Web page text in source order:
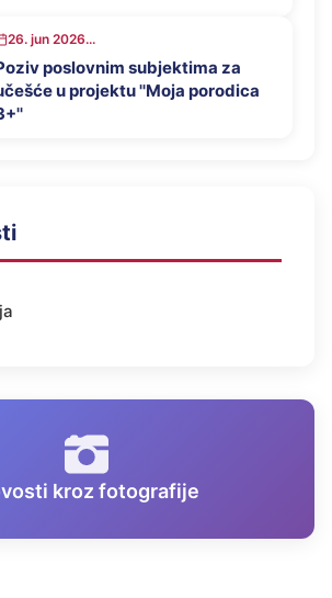
26. jun 2026...
poslovnim subjektima za
u projektu ''Moja porodica
kroz fotografije